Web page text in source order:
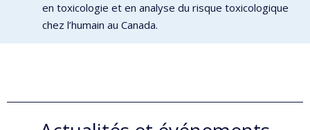
en toxicologie et en analyse du risque toxicologique
chez l’humain au Canada.